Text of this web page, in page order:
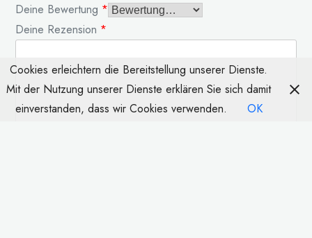
Deine Bewertung *
Deine Rezension *
Cookies erleichtern die Bereitstellung unserer Dienste.
Mit der Nutzung unserer Dienste erklären Sie sich damit
einverstanden, dass wir Cookies verwenden.
OK